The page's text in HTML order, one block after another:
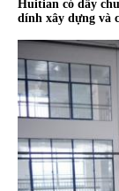
Huitian có dây
dính xây dựng và